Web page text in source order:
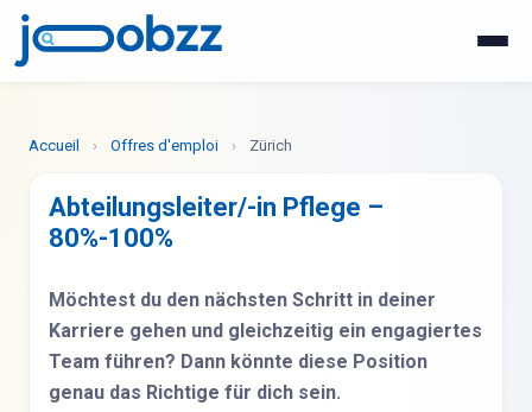
Accueil › Offres d'emploi › Zürich
Abteilungsleiter/-in Pflege –
80%-100%
Möchtest du den nächsten Schritt in deiner
Karriere gehen und gleichzeitig ein engagiertes
Team führen? Dann könnte diese Position
genau das Richtige für dich sein.